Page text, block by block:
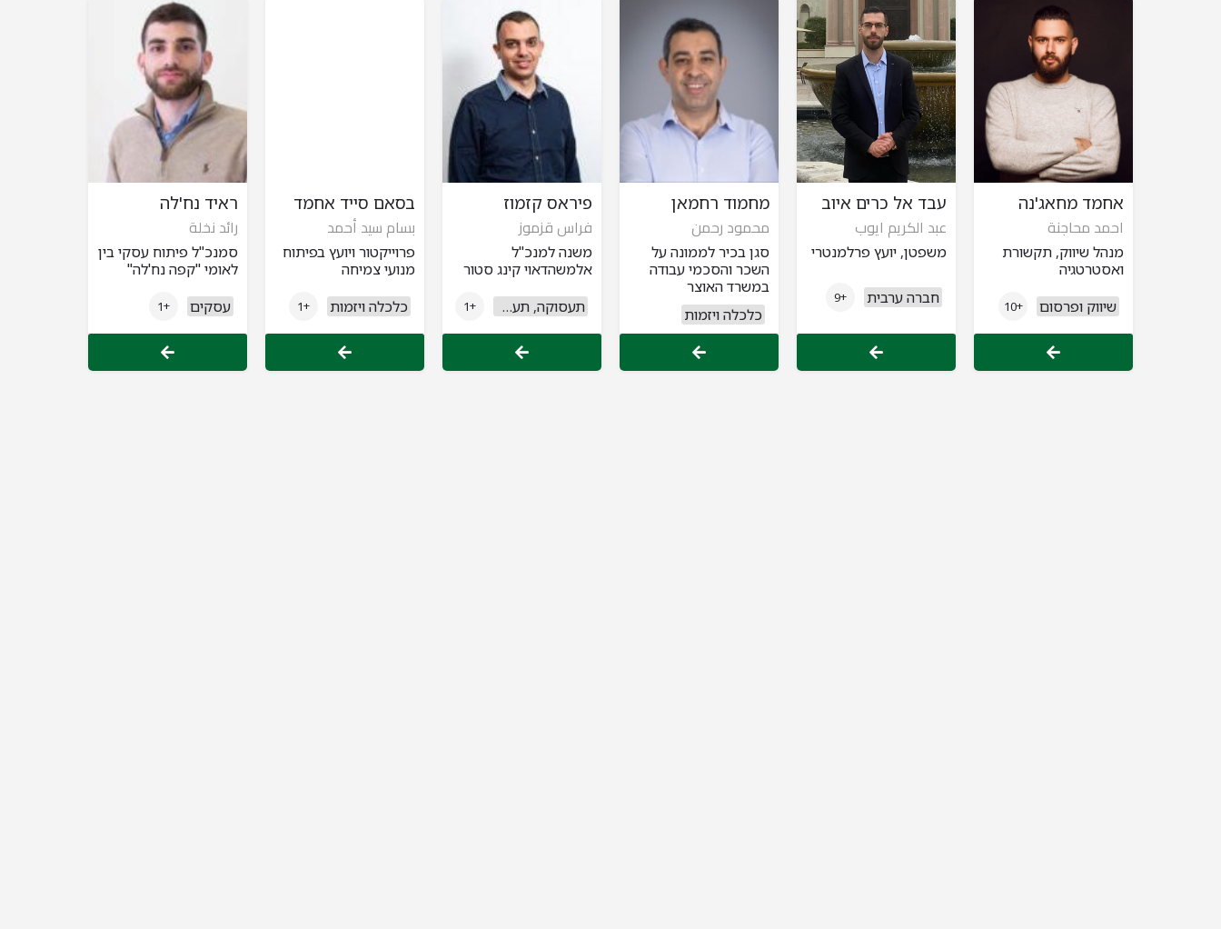
אחמד מחאג'נה
احمد محاجنة
מנהל שיווק, תקשורת
ואסטרטגיה
שיווק ופרסום
+10
עבד אל כרים איוב
عبد الكريم ايوب
משפטן, יועץ פרלמנטרי
חברה ערבית +9
מחמוד רחמאן
محمود رحمن
סגן בכיר לממונה על
השכר והסכמי עבודה
במשרד האוצר
כלכלה ויזמות
פיראס קזמוז
فراس قزموز
משנה למנכ"ל
אלמשהדאוי קינג סטור
תעסוקה, תעשייה ומסחר
+1
בסאם סייד אחמד
بسام سيد أحمد
פרוייקטור ויועץ בפיתוח
מנועי צמיחה
כלכלה ויזמות
+1
ראיד נח'לה
رائد نخلة
סמנכ"ל פיתוח עסקי בין
לאומי "קפה נח'לה"
עסקים
+1